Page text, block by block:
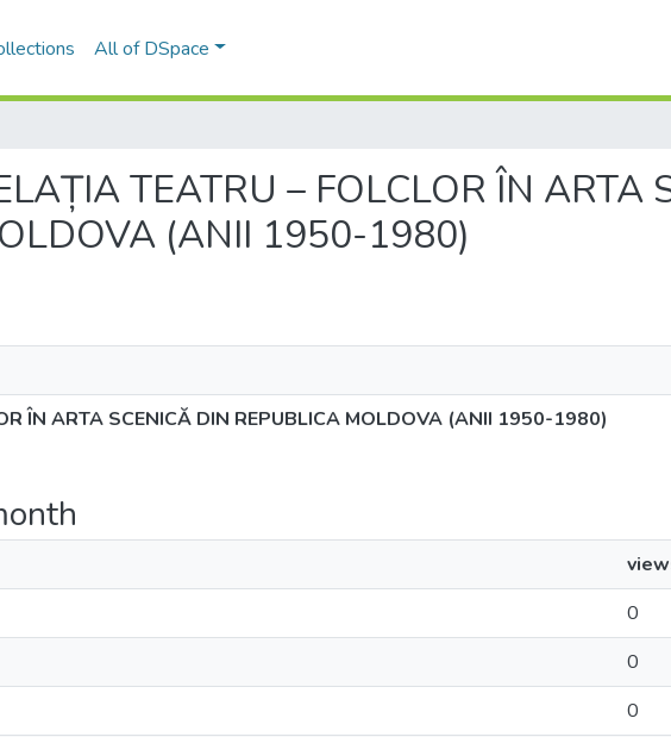
All of DSpace
TEATRU – FOLCLOR ÎN ARTA
(ANII 1950-1980)
ÎN ARTA SCENICĂ DIN REPUBLICA MOLDOVA (ANII 1950-1980)
0
0
0